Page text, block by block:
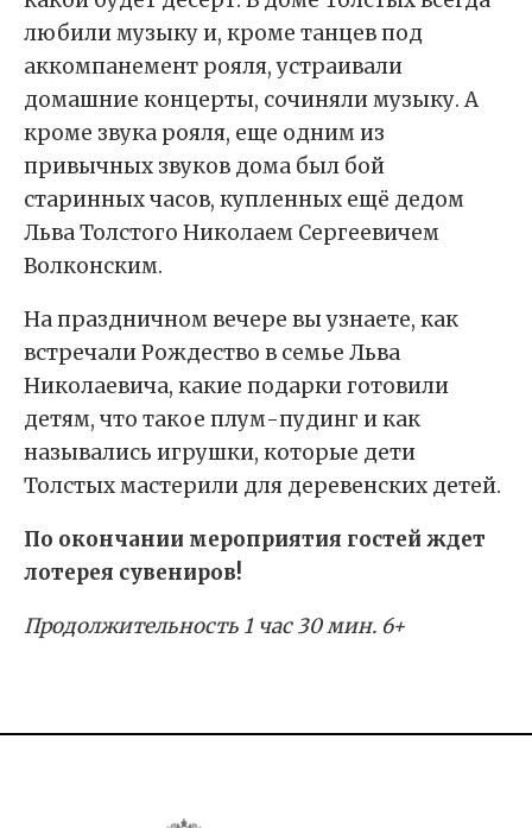
любили музыку и, кроме танцев под
аккомпанемент рояля, устраивали
домашние концерты, сочиняли музыку. А
кроме звука рояля, еще одним из
привычных звуков дома был бой
старинных часов, купленных ещё дедом
Льва Толстого Николаем Сергеевичем
Волконским.
На праздничном вечере вы узнаете, как
встречали Рождество в семье Льва
Николаевича, какие подарки готовили
детям, что такое плум-пудинг и как
назывались игрушки, которые дети
Толстых мастерили для деревенских детей.
По окончании мероприятия гостей ждет
лотерея сувениров!
Продолжительность 1 час 30 мин. 6+